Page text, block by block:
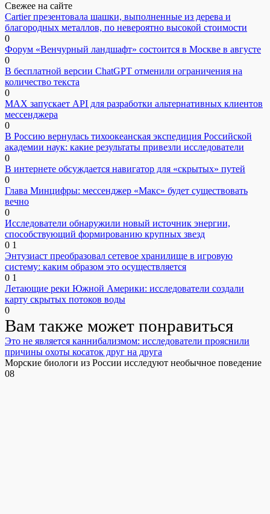
Свежее на сайте
Cartier презентовала шашки, выполненные из дерева и
благородных металлов, по невероятно высокой стоимости
0
Форум «Венчурный ландшафт» состоится в Москве в августе
0
В бесплатной версии ChatGPT отменили ограничения на
количество текста
0
MAX запускает API для разработки альтернативных клиентов
мессенджера
0
В Россию вернулась тихоокеанская экспедиция Российской
академии наук: какие результаты привезли исследователи
0
В интернете обсуждается навигатор для «скрытых» путей
0
Глава Минцифры: мессенджер «Макс» будет существовать
вечно
0
Исследователи обнаружили новый источник энергии,
способствующий формированию крупных звезд
0 1
Энтузиаст преобразовал сетевое хранилище в игровую
систему: каким образом это осуществляется
0 1
Летающие реки Южной Америки: исследователи создали
карту скрытых потоков воды
0
Вам также может понравиться
Это не является каннибализмом: исследователи прояснили
причины охоты косаток друг на друга
Морские биологи из России исследуют необычное поведение
08